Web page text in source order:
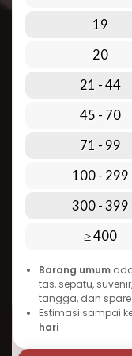
transparan
berat dimensi
Sebagai contoh:
Kg)
Rp
Rp
Dengan tarif
anggaran.
berat di atas
Indonesia
Tidak punya
barang?
jemput barang
19
20
21 - 44
45 - 70
71 - 99
100 - 299
300 - 399
≥ 400
Barang umum
tas, sepatu,
tangga, dan spare
Estimasi sampai
hari